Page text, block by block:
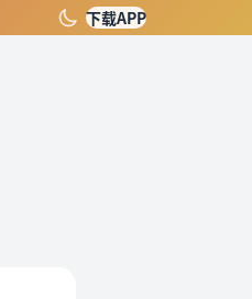
下载APP